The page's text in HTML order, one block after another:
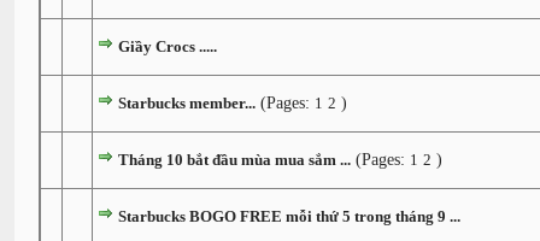
Giầy Crocs .....
Starbucks member... (Pages: 1 2 )
Tháng 10 bắt đầu mùa mua sắm ... (Pages: 1 2 )
Starbucks BOGO FREE mỗi thứ 5 trong tháng 9 ...